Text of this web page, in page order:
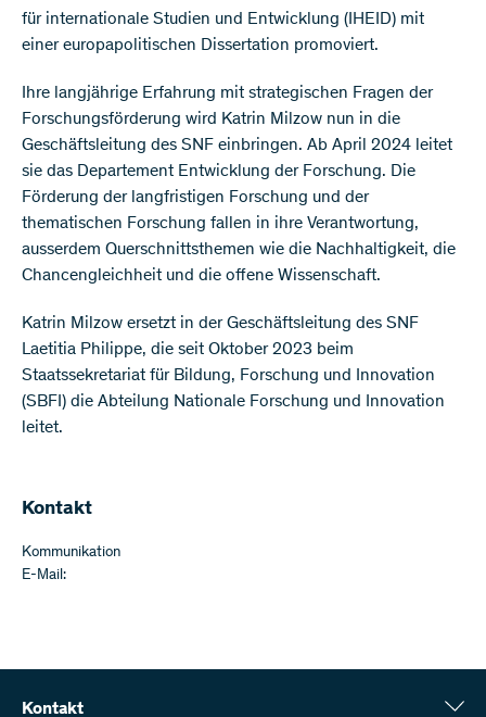
für internationale Studien und Entwicklung (IHEID) mit
einer europapolitischen Dissertation promoviert.
Ihre langjährige Erfahrung mit strategischen Fragen der
Forschungsförderung wird Katrin Milzow nun in die
Geschäftsleitung des SNF einbringen. Ab April 2024 leitet
sie das Departement Entwicklung der Forschung. Die
Förderung der langfristigen Forschung und der
thematischen Forschung fallen in ihre Verantwortung,
ausserdem Querschnittsthemen wie die Nachhaltigkeit, die
Chancengleichheit und die offene Wissenschaft.
Katrin Milzow ersetzt in der Geschäftsleitung des SNF
Laetitia Philippe, die seit Oktober 2023 beim
Staatssekretariat für Bildung, Forschung und Innovation
(SBFI) die Abteilung Nationale Forschung und Innovation
leitet.
Kontakt
Kommunikation
E-Mail:
Kontakt